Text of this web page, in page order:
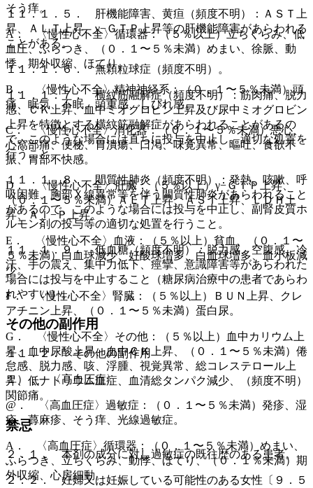
そう痒。
A． 〈慢性心不全〉循環器：（５％以上）立ちくらみ、低
血圧、ふらつき、（０．１〜５％未満）めまい、徐脈、動
悸、期外収縮、ほてり。
B． 〈慢性心不全〉精神神経系：（０．１〜５％未満）頭
痛、眠気、不眠、頭重感、しびれ感。
C． 〈慢性心不全〉消化器：（０．１〜５％未満）悪心、
心窩部痛、便秘、胃潰瘍、口渇、味覚異常、嘔吐、食欲不
振、胃部不快感。
D． 〈慢性心不全〉肝臓：（５％以上）γ−ＧＴＰ上昇、
（０．１〜５％未満）ＡＬＴ上昇、ＡＳＴ上昇、ＬＤＨ上
昇、Ａｌ−Ｐ上昇。
E． 〈慢性心不全〉血液：（５％以上）貧血、（０．１〜
５％未満）白血球減少、好酸球増多、白血球増多、血小板減
少。
F． 〈慢性心不全〉腎臓：（５％以上）ＢＵＮ上昇、クレ
アチニン上昇、（０．１〜５％未満）蛋白尿。
G． 〈慢性心不全〉その他：（５％以上）血中カリウム上
昇、血中尿酸上昇、血中ＣＫ上昇、（０．１〜５％未満）倦
怠感、脱力感、咳、浮腫、視覚異常、総コレステロール上
昇、低ナトリウム血症、血清総タンパク減少、（頻度不明）
関節痛。
禁忌
２．１． 本剤の成分に対し過敏症の既往歴のある患者。
２．２． 妊婦又は妊娠している可能性のある女性〔９．５
１１．１．５． 肝機能障害、黄疸（頻度不明）：ＡＳＴ上
昇、ＡＬＴ上昇、γ−ＧＴＰ上昇等の肝機能障害があらわれる
ことがある。
１１．１．６． 無顆粒球症（頻度不明）。
１１．１．７． 横紋筋融解症（頻度不明）：筋肉痛、脱力
感、ＣＫ上昇、血中ミオグロビン上昇及び尿中ミオグロビン
上昇を特徴とする横紋筋融解症があらわれることがあるの
で、このような場合には直ちに投与を中止し、適切な処置を
行うこと。
１１．１．８． 間質性肺炎（頻度不明）：発熱、咳嗽、呼
吸困難、胸部Ｘ線異常等を伴う間質性肺炎があらわれること
があるので、このような場合には投与を中止し、副腎皮質ホ
ルモン剤の投与等の適切な処置を行うこと。
１１．１．９． 低血糖（頻度不明）：脱力感、空腹感、冷
汗、手の震え、集中力低下、痙攣、意識障害等があらわれた
場合には投与を中止すること（糖尿病治療中の患者であらわ
れやすい）。
その他の副作用
１１．２． その他の副作用
１）． 〈高血圧症〉
@． 〈高血圧症〉過敏症：（０．１〜５％未満）発疹、湿
疹、蕁麻疹、そう痒、光線過敏症。
A． 〈高血圧症〉循環器：（０．１〜５％未満）めまい、
ふらつき、立ちくらみ、動悸、ほてり、（０．１％未満）期
外収縮、心房細動。